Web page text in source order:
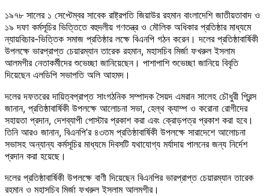
১৯৭৮ সালের ১ সেপ্টেম্বর সাবেক রাষ্ট্রপতি জিয়াউর রহমান বাংলাদেশি জাতীয়তাবাদ ও
১৯ দফা কর্মসূচির ভিত্তিতে বহুদলীয় গণতন্ত্র ও মৌলিক অধিকার প্রতিষ্ঠার মাধ্যমে
ন্যায়বিচার-ভিত্তিক সমাজ প্রতিষ্ঠার লক্ষে বিএনপি গঠন করেন। দলের প্রতিষ্ঠাবার্ষিকী
উপলক্ষে ভারপ্রাপ্ত চেয়ারম্যান তারেক রহমান, মহাসচিব মির্জা ফখরুল ইসলাম
আলমগীর নেতাকর্মীদের শুভেচ্ছা জানিয়েছেন। পাশাপাশি শুভেচ্ছা জানিয়ে বিবৃতি
দিয়েছেন এলডিপি সভাপতি অলি আহমদ।
দলের দফতরের দায়িত্বপ্রাপ্ত সাংগঠনিক সম্পাদক সৈয়দ এমরান সালেহ চৌধুরী প্রিন্স
জানান, প্রতিষ্ঠাবার্ষিকী উপলক্ষে আলোচনা সভা, হেল্থ ক্যাম্প ও করোনা রোগীদের
সহায়তা প্রদান, দেশব্যাপী পোস্টার প্রকাশ করা এবং ক্রোড়পত্র প্রকাশ করা হবে।
তিনি আরও জানান, বিএনপি’র ৪৩তম প্রতিষ্ঠাবার্ষিকী উপলক্ষে সারাদেশে আলোচনা
সভাসহ অন্যান্য কর্মসূচির মাধ্যমে দিবসটি যথাযোগ্য মর্যাদায় পালনের জন্য নির্দেশ
প্রদান করা হয়েছে।
দলের প্রতিষ্ঠাবার্ষিকী উপলক্ষে বাণী দিয়েছেন বিএনপির ভারপ্রাপ্ত চেয়ারম্যান তারেক
রহমান ও মহাসচিব মির্জা ফখরুল ইসলাম আলমগীর।